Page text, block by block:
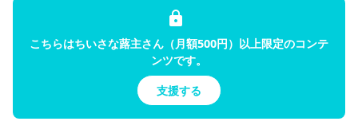
こちらはちいさな蕗主さん（月額500円）以上限定のコンテ
ンツです。
支援する